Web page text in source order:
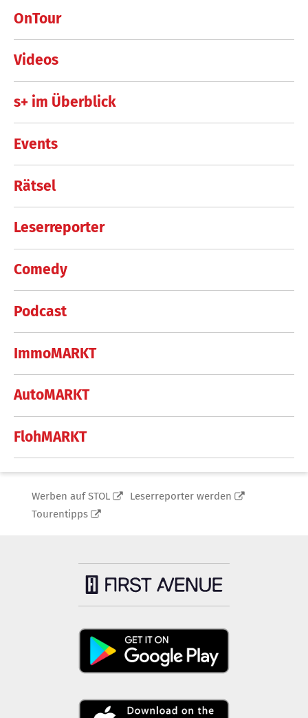
OnTour
Videos
s+ im Überblick
Events
Rätsel
Leserreporter
Comedy
Podcast
ImmoMARKT
AutoMARKT
FlohMARKT
Werben auf STOL
Leserreporter werden
Tourentipps